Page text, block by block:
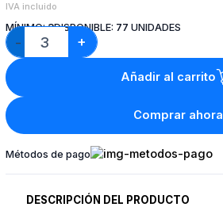
IVA incluido
MÍNIMO:3DISPONIBLE: 77 UNIDADES
− +
Añadir al carrito
Comprar ahora
Métodos de pago
DESCRIPCIÓN DEL PRODUCTO